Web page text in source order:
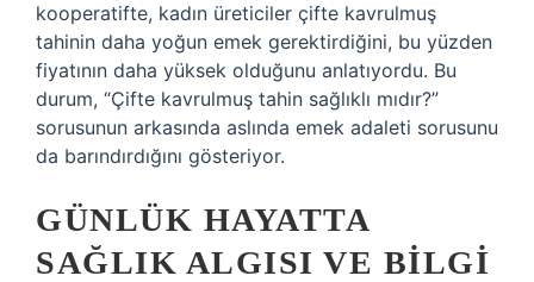
kooperatifte, kadın üreticiler çifte kavrulmuş
tahinin daha yoğun emek gerektirdiğini, bu yüzden
fiyatının daha yüksek olduğunu anlatıyordu. Bu
durum, “Çifte kavrulmuş tahin sağlıklı mıdır?”
sorusunun arkasında aslında emek adaleti sorusunu
da barındırdığını gösteriyor.
GÜNLÜK HAYATTA
SAĞLIK ALGISI VE BILGI